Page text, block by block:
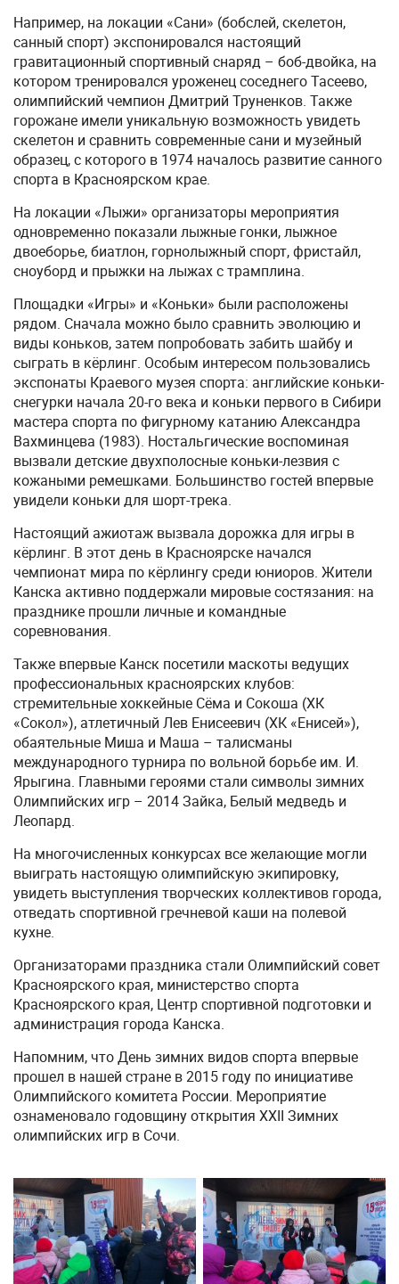
Например, на локации «Сани» (бобслей, скелетон,
санный спорт) экспонировался настоящий
гравитационный спортивный снаряд – боб-двойка, на
котором тренировался уроженец соседнего Тасеево,
олимпийский чемпион Дмитрий Труненков. Также
горожане имели уникальную возможность увидеть
скелетон и сравнить современные сани и музейный
образец, с которого в 1974 началось развитие санного
спорта в Красноярском крае.
На локации «Лыжи» организаторы мероприятия
одновременно показали лыжные гонки, лыжное
двоеборье, биатлон, горнолыжный спорт, фристайл,
сноуборд и прыжки на лыжах с трамплина.
Площадки «Игры» и «Коньки» были расположены
рядом. Сначала можно было сравнить эволюцию и
виды коньков, затем попробовать забить шайбу и
сыграть в кёрлинг. Особым интересом пользовались
экспонаты Краевого музея спорта: английские коньки-
снегурки начала 20-го века и коньки первого в Сибири
мастера спорта по фигурному катанию Александра
Вахминцева (1983). Ностальгические воспоминая
вызвали детские двухполосные коньки-лезвия с
кожаными ремешками. Большинство гостей впервые
увидели коньки для шорт-трека.
Настоящий ажиотаж вызвала дорожка для игры в
кёрлинг. В этот день в Красноярске начался
чемпионат мира по кёрлингу среди юниоров. Жители
Канска активно поддержали мировые состязания: на
празднике прошли личные и командные
соревнования.
Также впервые Канск посетили маскоты ведущих
профессиональных красноярских клубов:
стремительные хоккейные Сёма и Сокоша (ХК
«Сокол»), атлетичный Лев Енисеевич (ХК «Енисей»),
обаятельные Миша и Маша – талисманы
международного турнира по вольной борьбе им. И.
Ярыгина. Главными героями стали символы зимних
Олимпийских игр – 2014 Зайка, Белый медведь и
Леопард.
На многочисленных конкурсах все желающие могли
выиграть настоящую олимпийскую экипировку,
увидеть выступления творческих коллективов города,
отведать спортивной гречневой каши на полевой
кухне.
Организаторами праздника стали Олимпийский совет
Красноярского края, министерство спорта
Красноярского края, Центр спортивной подготовки и
администрация города Канска.
Напомним, чтоДень зимних видов спорта впервые
прошел в нашей стране в 2015 году по инициативе
Олимпийского комитета России. Мероприятие
ознаменовало годовщину открытия XXII Зимних
олимпийских игр в Сочи.